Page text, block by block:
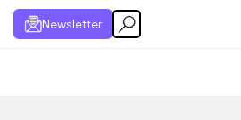
Newsletter